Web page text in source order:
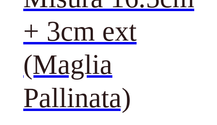
+ 3cm ext
(Maglia
Pallinata)